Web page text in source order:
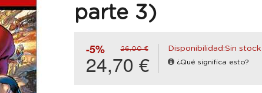
parte 3)
-5% 26,00 €
24,70 €
Disponibilidad:Sin stock
¿Qué significa esto?